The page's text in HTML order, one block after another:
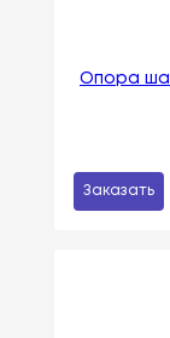
Опора
Заказать